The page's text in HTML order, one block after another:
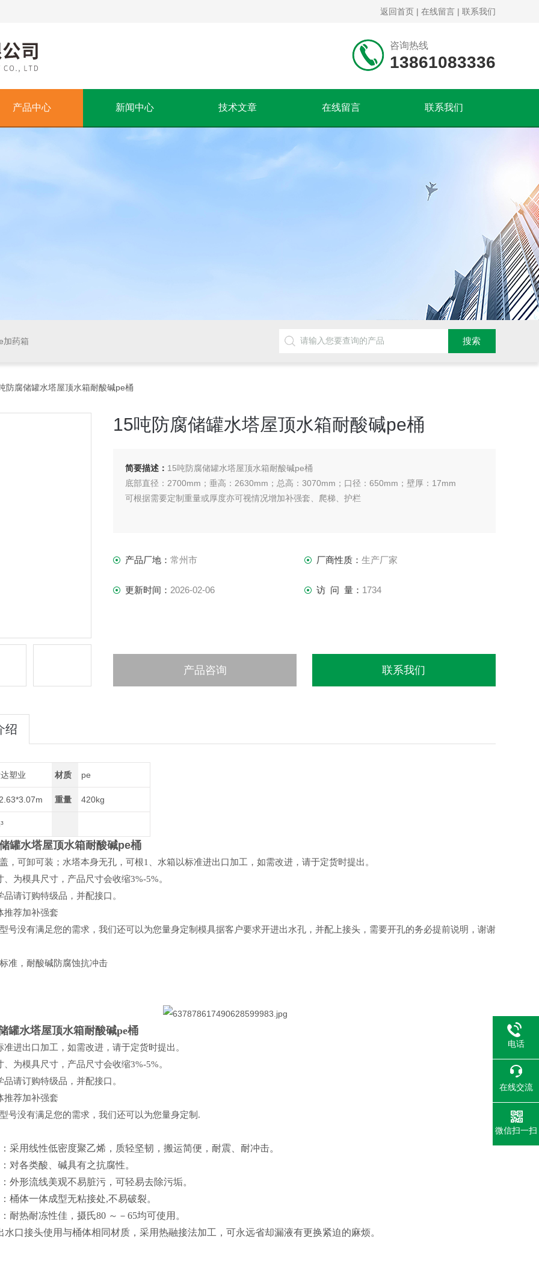
返回首页 | 在线留言 | 联系我们
咨询热线
13861083336
产品中心 新闻中心 技术文章 在线留言 联系我们
加药箱
防腐储罐水塔屋顶水箱耐酸碱pe桶
15吨防腐储罐水塔屋顶水箱耐酸碱pe桶
简要描述： 15吨防腐储罐水塔屋顶水箱耐酸碱pe桶
底部直径：2700mm；垂高：2630mm；总高：3070mm；口径：650mm；壁厚：17mm
可根据需要定制重量或厚度亦可视情况增加补强套、爬梯、护栏
产品厂地： 常州市 厂商性质： 生产厂家
更新时间： 2026-02-06 访 问 量： 1734
产品咨询 联系我们
绍
塑业 材质 pe
重量 420kg
罐水塔屋顶水箱耐酸碱pe桶
，可卸可装；水塔本身无孔，可根1
、水箱以标准进出口加工，如需改进，请于定货时提出。
、为模具尺寸，产品尺寸会收缩3%-5%。
品请订购特级品，并配接口。
推荐加补强套
号没有满足您的需求，我们还可以为您量身定制模具据客户要求开进出水孔，并配上接头，需要开孔的务必提前说明，谢谢
准，耐酸碱防腐蚀抗冲击
罐水塔屋顶水箱耐酸碱pe桶
准进出口加工，如需改进，请于定货时提出。
、为模具尺寸，产品尺寸会收缩3%-5%。
品请订购特级品，并配接口。
推荐加补强套
号没有满足您的需求，我们还可以为您量身定制.
采用线性低密度聚乙烯，质轻坚韧，搬运简便，耐震、耐冲击。
对各类酸、碱具有之抗腐性。
外形流线美观不易脏污，可轻易去除污垢。
桶体一体成型无粘接处,不易破裂。
耐热耐冻性佳，摄氏80 ～－65均可使用。
水口接头使用与桶体相同材质，采用热融接法加工，可永远省却漏液有更换紧迫的麻烦。
电话
在线交流
微信扫一扫